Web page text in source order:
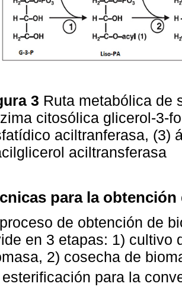
3 Ruta metabólica de
citosólica glicerol-3-
aciltranferasa, (3)
aciltransferasa
para la
de obtención de
en 3 etapas: 1) cultivo
2) cosecha de
para la